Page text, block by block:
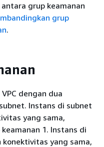
grup keamanan
grup
.
dengan dua
Instans di subnet
yang sama,
1. Instans di
yang sama,